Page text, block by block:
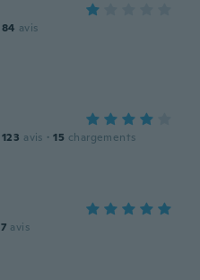
84 avis
123 avis · 15 chargements
7 avis